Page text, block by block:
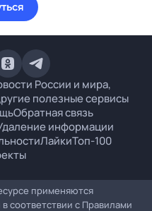
России и мира,
полезные сервисы
Обратная связь
информации
ЛайкиТоп-100
применяются
соответствии с Правилами